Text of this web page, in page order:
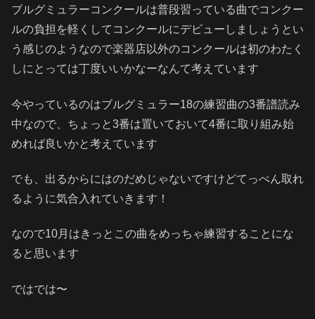
ブルグミュラーコンクールは普段習っている曲でコンクー
ルの負担を軽くしてコンクールにデビューしましょうとい
う感じのようなので楽器店以外のコンクールは初のわたく
しにとっては丁度いいかなーなんて考えています
今やっているのはブルグミュラー18の練習曲の3番譜読み
中なので、ちょっと3番は置いておいて4番に取り組み始
めれば良いかと考えています
でも、出るからにはのだめじゃないですけどてっぺん取れ
るように気合入れていきます！
なので10月はきっとこの曲をめっちゃ練習することにな
ると思います
ではでは〜